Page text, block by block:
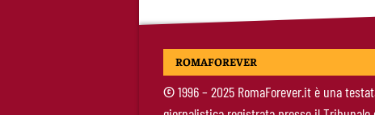
ROMAFOREVER
©1996 – 2025 RomaForever.it è una